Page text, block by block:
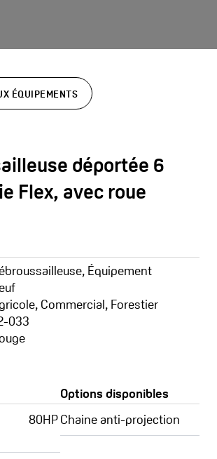
ÉQUIPEMENTS
déportée 6
Flex, avec roue
, Équipement
, Commercial, Forestier
033
80HP
Options disponibles
Chaine anti-projection